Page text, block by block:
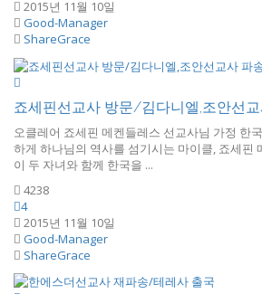
2015년 11월 10일
Good-Manager
ShareGrace
죠세핀선교사 방문/김다니엘,조안선
오클레어 죠세핀 메켄들레스 선교사님 가정 한
하게 하나님의 역사를 섬기시는 마이클, 죠세핀
이 두 자녀와 함께 한국을 ...
4238
4
2015년 11월 10일
Good-Manager
ShareGrace